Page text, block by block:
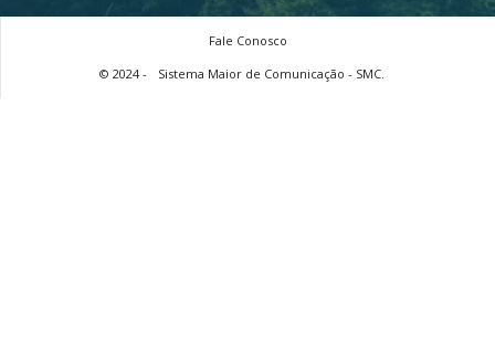
Fale Conosco
© 2024 -
Sistema Maior de Comunicação - SMC.